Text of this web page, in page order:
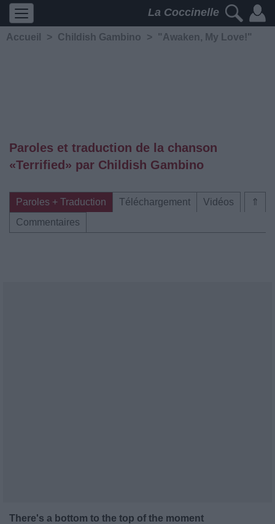
La Coccinelle
Accueil > Childish Gambino > "Awaken, My Love!"
Paroles et traduction de la chanson
«Terrified» par Childish Gambino
⇑
Paroles + Traduction Téléchargement
Vidéos
Commentaires
There's a bottom to the top of the moment